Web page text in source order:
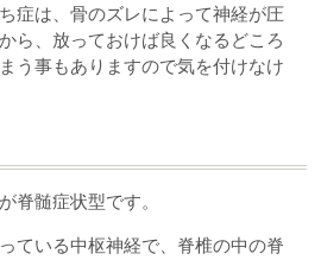
症は、骨のズレによって神経が圧
ら、放っておけば良くなるどころ
う事もありますので気を付けなけ
脊髄症状型です。
ている中枢神経で、脊椎の中の脊